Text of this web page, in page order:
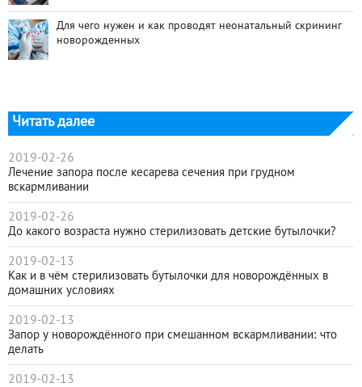
Для чего нужен и как проводят неонатальный скрининг
новорожденных
Читать далее
2019-02-26
Лечение запора после кесарева сечения при грудном
вскармливании
2019-02-26
До какого возраста нужно стерилизовать детские бутылочки?
2019-02-13
Как и в чём стерилизовать бутылочки для новорождённых в
домашних условиях
2019-02-13
Запор у новорождённого при смешанном вскармливании: что
делать
2019-02-13